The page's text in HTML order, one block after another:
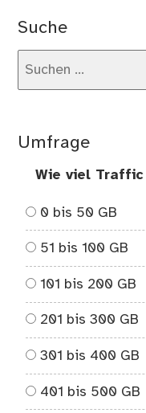
Suche
Umfrage
Wie viel Traffic
0 bis 50 GB
51 bis 100 GB
101 bis 200 GB
201 bis 300 GB
301 bis 400 GB
401 bis 500 GB